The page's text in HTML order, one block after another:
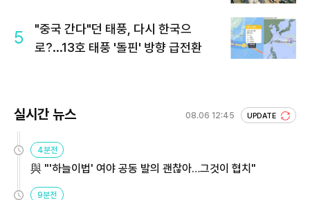
5
"중국 간다"던 태풍, 다시 한국으
로?...13호 태풍 '돌핀' 방향 급전환
실시간 뉴스 08.06 12:45 UPDATE
4분전
與 "'하늘이법' 여야 공동 발의 괜찮아…그것이 협치"
9분전